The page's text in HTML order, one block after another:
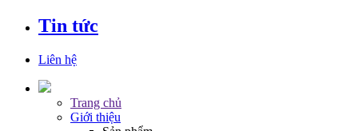
Tin tức
Liên hệ
Trang chủ
Giới thiệu